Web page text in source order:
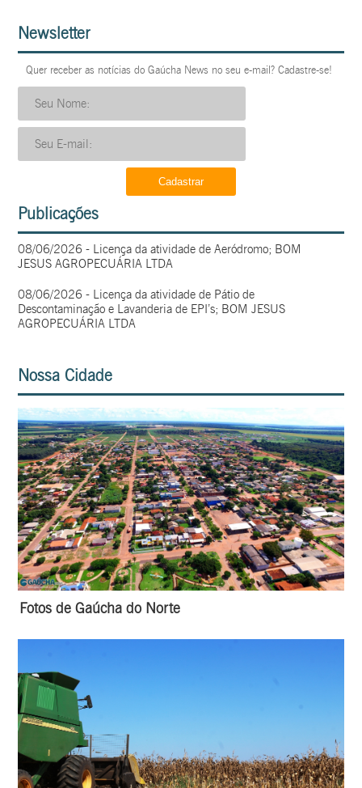
Newsletter
Quer receber as notícias do Gaúcha News no seu e-mail? Cadastre-se!
Publicações
08/06/2026 - Licença da atividade de Aeródromo; BOM
JESUS AGROPECUÁRIA LTDA
08/06/2026 - Licença da atividade de Pátio de
Descontaminação e Lavanderia de EPI’s; BOM JESUS
AGROPECUÁRIA LTDA
Nossa Cidade
Fotos de Gaúcha do Norte